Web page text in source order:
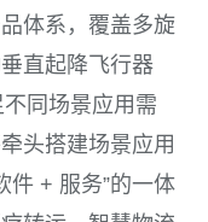
体系，覆盖多旋
直起降飞行器
不同场景应用需
头搭建场景应用
件 + 服务”的一体